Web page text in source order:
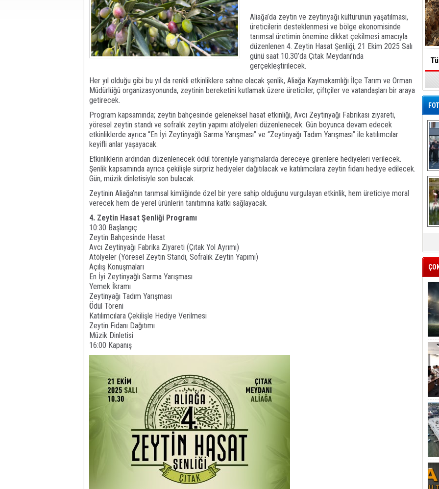
Aliağa’da zeytin ve zeytinyağı kültürünün yaşatılması,
üreticilerin desteklenmesi ve bölge ekonomisinde
tarımsal üretimin önemine dikkat çekilmesi amacıyla
düzenlenen 4. Zeytin Hasat Şenliği, 21 Ekim 2025 Salı
günü saat 10.30’da Çıtak Meydanı’nda
gerçekleştirilecek.
Her yıl olduğu gibi bu yıl da renkli etkinliklere sahne olacak şenlik, Aliağa Kaymakamlığı İlçe Tarım ve Orman
Müdürlüğü organizasyonunda, zeytinin bereketini kutlamak üzere üreticiler, çiftçiler ve vatandaşları bir araya
getirecek.
Program kapsamında; zeytin bahçesinde geleneksel hasat etkinliği, Avcı Zeytinyağı Fabrikası ziyareti,
yöresel zeytin standı ve sofralık zeytin yapımı atölyeleri düzenlenecek. Gün boyunca devam edecek
etkinliklerde ayrıca “En İyi Zeytinyağlı Sarma Yarışması” ve “Zeytinyağı Tadım Yarışması” ile katılımcılar
keyifli anlar yaşayacak.
Etkinliklerin ardından düzenlenecek ödül töreniyle yarışmalarda dereceye girenlere hediyeleri verilecek.
Şenlik kapsamında ayrıca çekilişle sürpriz hediyeler dağıtılacak ve katılımcılara zeytin fidanı hediye edilecek.
Gün, müzik dinletisiyle son bulacak.
Zeytinin Aliağa’nın tarımsal kimliğinde özel bir yere sahip olduğunu vurgulayan etkinlik, hem üreticiye moral
verecek hem de yerel ürünlerin tanıtımına katkı sağlayacak.
4. Zeytin Hasat Şenliği Programı
10:30 Başlangıç
Zeytin Bahçesinde Hasat
Avcı Zeytinyağı Fabrika Ziyareti (Çıtak Yol Ayrımı)
Atölyeler (Yöresel Zeytin Standı, Sofralık Zeytin Yapımı)
Açılış Konuşmaları
En İyi Zeytinyağlı Sarma Yarışması
Yemek İkramı
Zeytinyağı Tadım Yarışması
Ödül Töreni
Katılımcılara Çekilişle Hediye Verilmesi
Zeytin Fidanı Dağıtımı
Müzik Dinletisi
16:00 Kapanış